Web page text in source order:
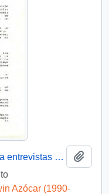
Reino Unido Pauta de temas para entrevistas de S.E el Presidente de la República
Azócar (1990-